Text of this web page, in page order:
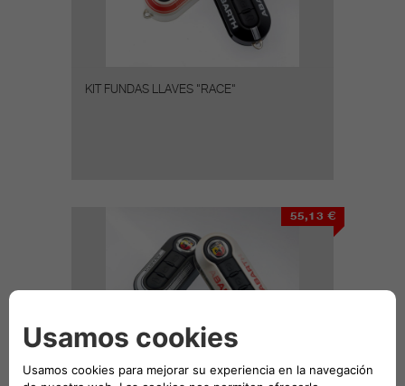
KIT FUNDAS LLAVES "RACE"
55,13 €
KIT FUNDAS LLAVES "SPEED"